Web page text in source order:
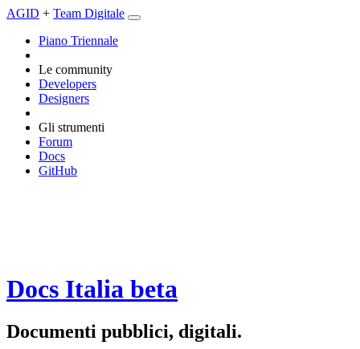
AGID + Team Digitale
Piano Triennale
Le community
Developers
Designers
Gli strumenti
Forum
Docs
GitHub
Docs Italia beta
Documenti pubblici, digitali.